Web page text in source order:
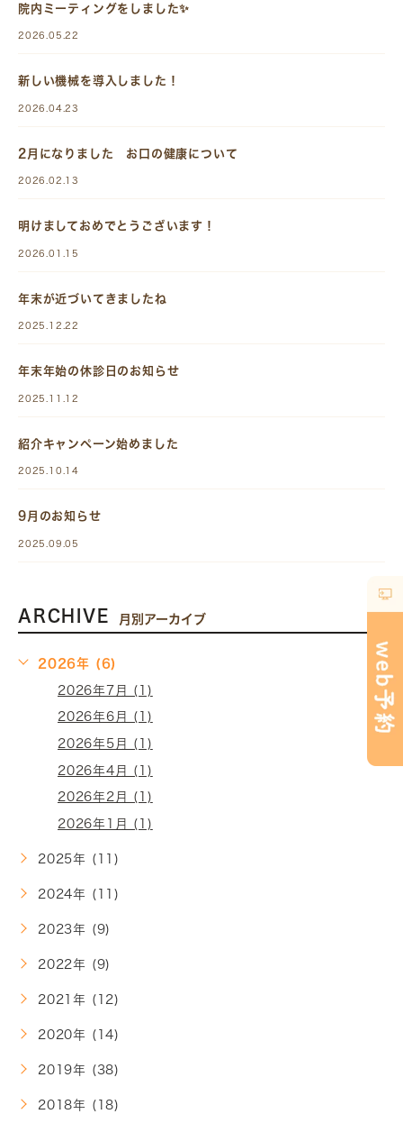
院内ミーティングをしました✨
2026.05.22
新しい機械を導入しました！
2026.04.23
2月になりました お口の健康について
2026.02.13
明けましておめでとうございます！
2026.01.15
年末が近づいてきましたね
2025.12.22
年末年始の休診日のお知らせ
2025.11.12
紹介キャンペーン始めました
2025.10.14
9月のお知らせ
2025.09.05
ARCHIVE 月別アーカイブ
2026年 (6)
2026年7月 (1)
2026年6月 (1)
2026年5月 (1)
2026年4月 (1)
2026年2月 (1)
2026年1月 (1)
2025年 (11)
2024年 (11)
2023年 (9)
2022年 (9)
2021年 (12)
2020年 (14)
2019年 (38)
2018年 (18)